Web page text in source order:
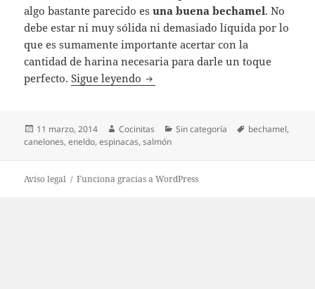
algo bastante parecido esuna buena bechamel. No
debe estar ni muy sólida ni demasiado líquida por lo
que es sumamente importante acertar con la
cantidad de harina necesaria para darle un toque
perfecto.Sigue leyendo Canelones de salmón y
Publicado
el
11 marzo, 2014 Autor
Cocinitas Categorías
Sin categoría Etiquetas
bechamel,
canelones,eneldo,espinacas,salmón
Aviso legal Funciona gracias a WordPress